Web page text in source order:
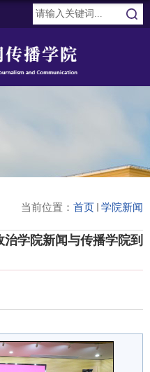
当前位置： 首页 学院新闻
学院新闻与传播学院到